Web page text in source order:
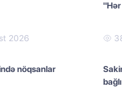
2026
nöqsanlar